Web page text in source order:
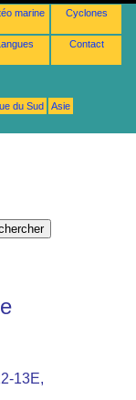
marine Cyclones
Contact
du Sud
Asie
13E,